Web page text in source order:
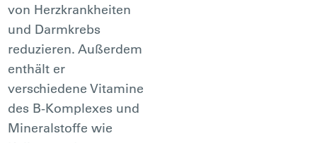
von Herzkrankheiten
und Darmkrebs
reduzieren. Außerdem
enthält er
verschiedene Vitamine
des B-Komplexes und
Mineralstoffe wie